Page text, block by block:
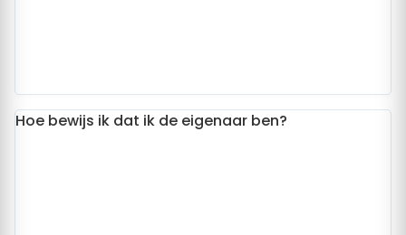
Hoe bewijs ik dat ik de eigenaar ben?